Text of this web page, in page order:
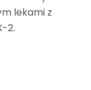
lekami z
2.